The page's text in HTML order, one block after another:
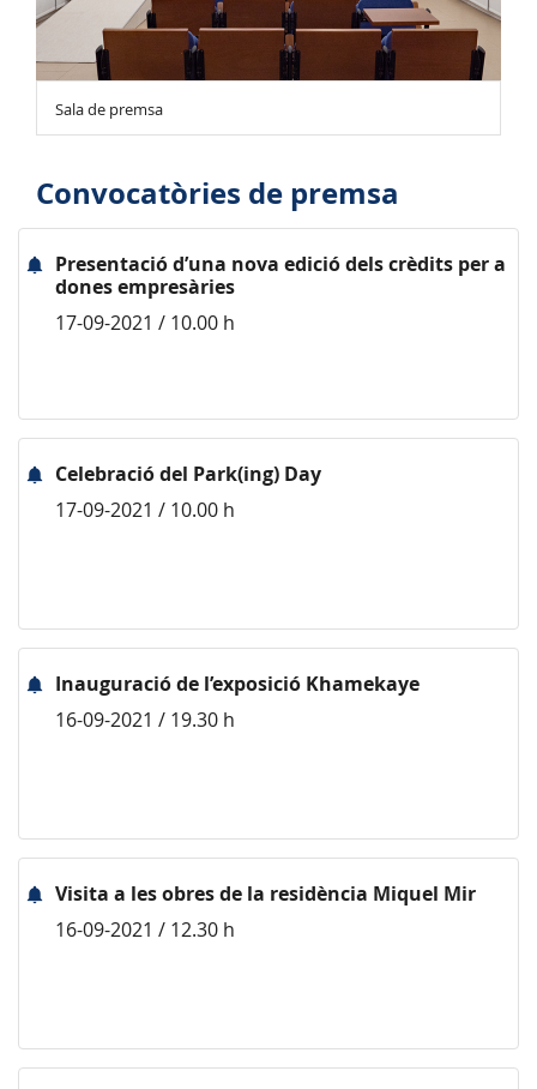
Sala de premsa
Convocatòries de premsa
Presentació d’una nova edició dels crèdits per a
dones empresàries
17-09-2021 / 10.00 h
Celebració del Park(ing) Day
17-09-2021 / 10.00 h
Inauguració de l’exposició Khamekaye
16-09-2021 / 19.30 h
Visita a les obres de la residència Miquel Mir
16-09-2021 / 12.30 h